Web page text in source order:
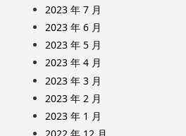
2023 年 7 月
2023 年 6 月
2023 年 5 月
2023 年 4 月
2023 年 3 月
2023 年 2 月
2023 年 1 月